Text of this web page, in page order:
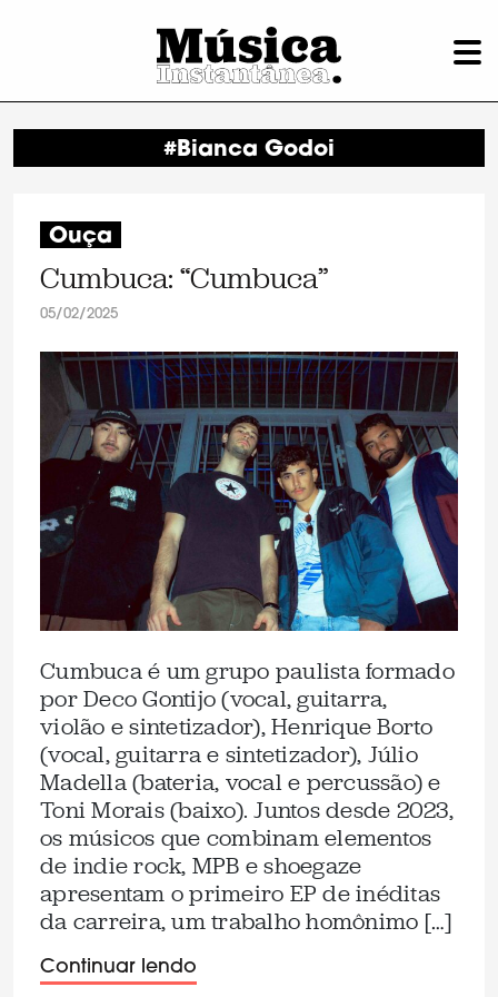
#Bianca Godoi
Ouça
Cumbuca: “Cumbuca”
05/02/2025
Cumbuca é um grupo paulista formado
por Deco Gontijo (vocal, guitarra,
violão e sintetizador), Henrique Borto
(vocal, guitarra e sintetizador), Júlio
Madella (bateria, vocal e percussão) e
Toni Morais (baixo). Juntos desde 2023,
os músicos que combinam elementos
de indie rock, MPB e shoegaze
apresentam o primeiro EP de inéditas
da carreira, um trabalho homônimo […]
Continuar lendo